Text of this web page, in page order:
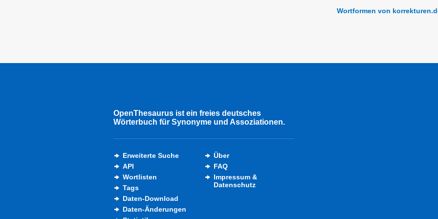
Wortformen von
OpenThesaurus ist ein freies deutsches
Wörterbuch für Synonyme und Assoziationen.
Erweiterte Suche
API
Wortlisten
Tags
Daten-Download
Daten-Änderungen
Über
FAQ
Impressum &
Datenschutz